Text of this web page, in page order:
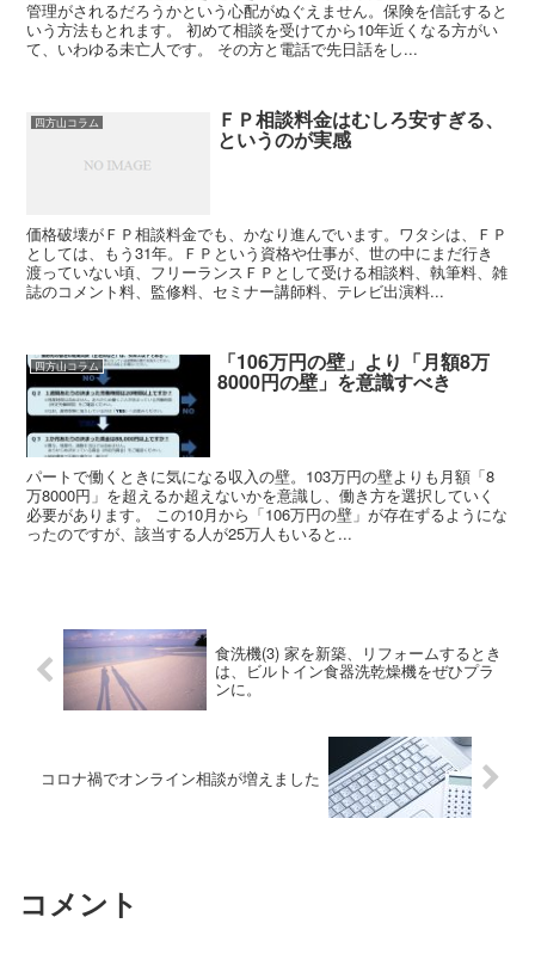
管理がされるだろうかという心配がぬぐえません。保険を信託すると
いう方法もとれます。 初めて相談を受けてから10年近くなる方がい
て、いわゆる未亡人です。 その方と電話で先日話をし...
四方山コラム ＦＰ相談料金はむしろ安すぎる、
というのが実感
価格破壊がＦＰ相談料金でも、かなり進んでいます。ワタシは、ＦＰ
としては、もう31年。ＦＰという資格や仕事が、世の中にまだ行き
渡っていない頃、フリーランスＦＰとして受ける相談料、執筆料、雑
誌のコメント料、監修料、セミナー講師料、テレビ出演料...
四方山コラム 「106万円の壁」より「月額8万
8000円の壁」を意識すべき
パートで働くときに気になる収入の壁。103万円の壁よりも月額「8
万8000円」を超えるか超えないかを意識し、働き方を選択していく
必要があります。 この10月から「106万円の壁」が存在ずるようにな
ったのですが、該当する人が25万人もいると...
食洗機(3) 家を新築、リフォームするとき
は、ビルトイン食器洗乾燥機をぜひプラ
ンに。
コロナ禍でオンライン相談が増えました
コメント